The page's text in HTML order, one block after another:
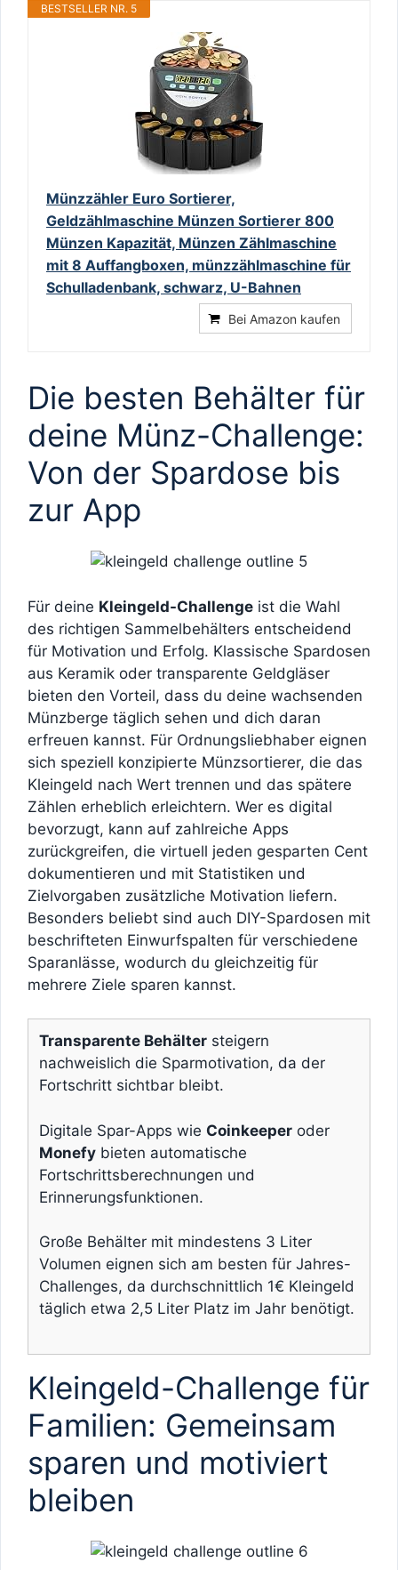
BESTSELLER NR. 5
Münzzähler Euro Sortierer,
Geldzählmaschine Münzen Sortierer 800
Münzen Kapazität, Münzen Zählmaschine
mit 8 Auffangboxen, münzzählmaschine für
Schulladenbank, schwarz, U-Bahnen
Bei Amazon kaufen
Die besten Behälter für
deine Münz-Challenge:
Von der Spardose bis
zur App
Für deine Kleingeld-Challenge ist die Wahl
des richtigen Sammelbehälters entscheidend
für Motivation und Erfolg. Klassische Spardosen
aus Keramik oder transparente Geldgläser
bieten den Vorteil, dass du deine wachsenden
Münzberge täglich sehen und dich daran
erfreuen kannst. Für Ordnungsliebhaber eignen
sich speziell konzipierte Münzsortierer, die das
Kleingeld nach Wert trennen und das spätere
Zählen erheblich erleichtern. Wer es digital
bevorzugt, kann auf zahlreiche Apps
zurückgreifen, die virtuell jeden gesparten Cent
dokumentieren und mit Statistiken und
Zielvorgaben zusätzliche Motivation liefern.
Besonders beliebt sind auch DIY-Spardosen mit
beschrifteten Einwurfspalten für verschiedene
Sparanlässe, wodurch du gleichzeitig für
mehrere Ziele sparen kannst.
Transparente Behälter steigern
nachweislich die Sparmotivation, da der
Fortschritt sichtbar bleibt.
Digitale Spar-Apps wie Coinkeeper oder
Monefy bieten automatische
Fortschrittsberechnungen und
Erinnerungsfunktionen.
Große Behälter mit mindestens 3 Liter
Volumen eignen sich am besten für Jahres-
Challenges, da durchschnittlich 1€ Kleingeld
täglich etwa 2,5 Liter Platz im Jahr benötigt.
Kleingeld-Challenge für
Familien: Gemeinsam
sparen und motiviert
bleiben